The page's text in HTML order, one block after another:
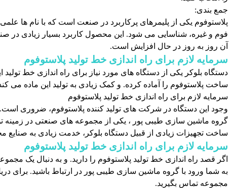
جمع بندی:
پلاستوفوم یکی از پلیمرهای پرکاربرد در صنعت است که با نام ها
فوم و غیره، شناسایی می شود. این محصول کاربرد بسیار زیادی در
آن روز به روز در حال افزایش است.
سرمایه لازم برای راه اندازی خط تولید پلاستوفوم
دستگاه بلوکر یکی از دستگاه های مورد نیاز برای راه اندازی خط
ساخت پلاستوفوم را آماده کرده. و کمک زیادی به تولید این ماده می
سرمایه لازم برای راه اندازی خط تولید پلاستوفوم
وجود این دستگاه در شرکت های تولید کننده پلاستوفوم، ضروری است.
گروه ماشین سازی طیبی پور ، یکی از مجموعه های صنعتی در زمینه
ساخت تجهیزات زیادی از قبیل دستگاه بلوکر، خدمت زیادی به
سرمایه لازم برای راه اندازی خط تولید پلاستوفوم
اگر قصد راه اندازی خط تولید پلاستوفوم را دارید. و به دنبال یک
به شما ورود با گروه ماشین سازی طیبی پور در ارتباط باشید. برای
مجموعه تماس بگیرید.